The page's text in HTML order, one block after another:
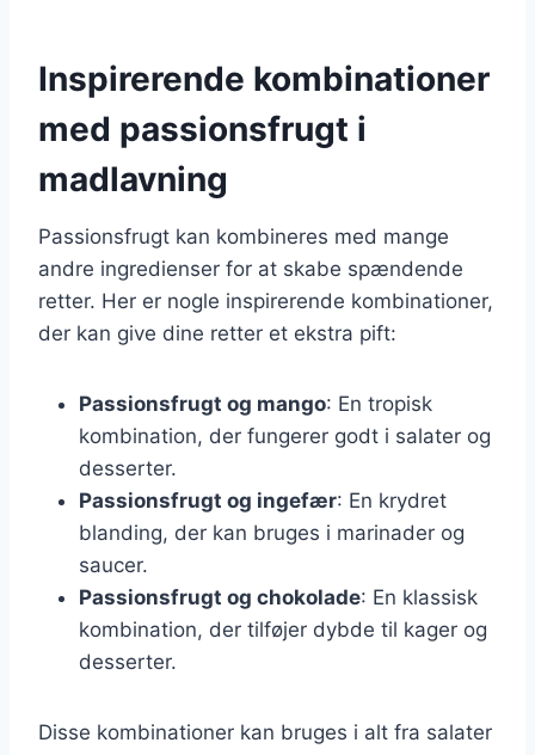
Inspirerende kombinationer
med passionsfrugt i
madlavning
Passionsfrugt kan kombineres med mange
andre ingredienser for at skabe spændende
retter. Her er nogle inspirerende kombinationer,
der kan give dine retter et ekstra pift:
Passionsfrugt og mango: En tropisk
kombination, der fungerer godt i salater og
desserter.
Passionsfrugt og ingefær: En krydret
blanding, der kan bruges i marinader og
saucer.
Passionsfrugt og chokolade: En klassisk
kombination, der tilføjer dybde til kager og
desserter.
Disse kombinationer kan bruges i alt fra salater